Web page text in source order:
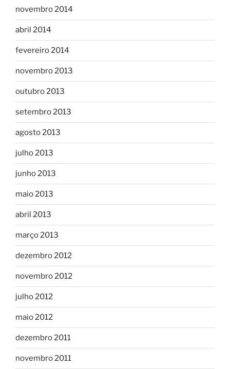
novembro 2014
abril 2014
fevereiro 2014
novembro 2013
outubro 2013
setembro 2013
agosto 2013
julho 2013
junho 2013
maio 2013
abril 2013
março 2013
dezembro 2012
novembro 2012
julho 2012
maio 2012
dezembro 2011
novembro 2011